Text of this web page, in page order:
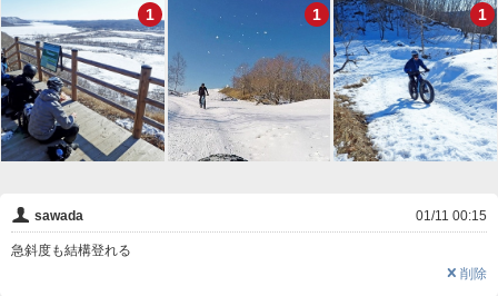
1
1 1
👤 sawada 01/11 00:15
急斜度も結構登れる
❌ 削除